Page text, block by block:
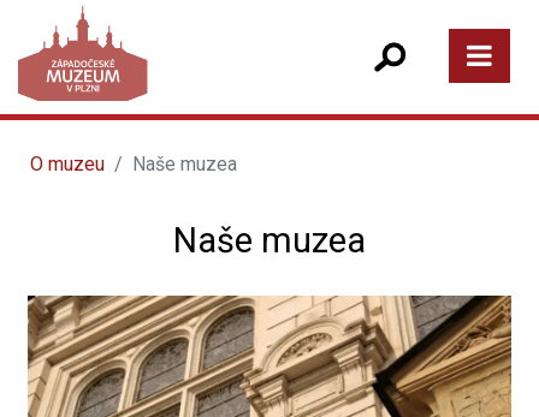
O muzeu Naše muzea
Naše muzea